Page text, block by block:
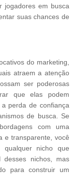
jogadores em busca
suas chances de
do marketing,
atraem a atenção
ser poderosas
que elas podem
perda de confiança
de busca. Se
com uma
e transparente, você
qualquer nicho que
desses nichos, mas
para construir um